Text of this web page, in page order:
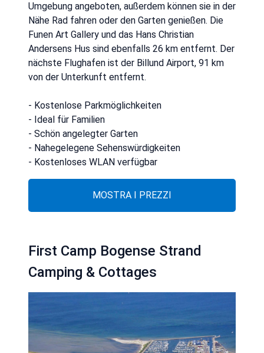
Umgebung angeboten, außerdem können sie in der
Nähe Rad fahren oder den Garten genießen. Die
Funen Art Gallery und das Hans Christian
Andersens Hus sind ebenfalls 26 km entfernt. Der
nächste Flughafen ist der Billund Airport, 91 km
von der Unterkunft entfernt.
- Kostenlose Parkmöglichkeiten
- Ideal für Familien
- Schön angelegter Garten
- Nahegelegene Sehenswürdigkeiten
- Kostenloses WLAN verfügbar
MOSTRA I PREZZI
First Camp Bogense Strand
Camping & Cottages